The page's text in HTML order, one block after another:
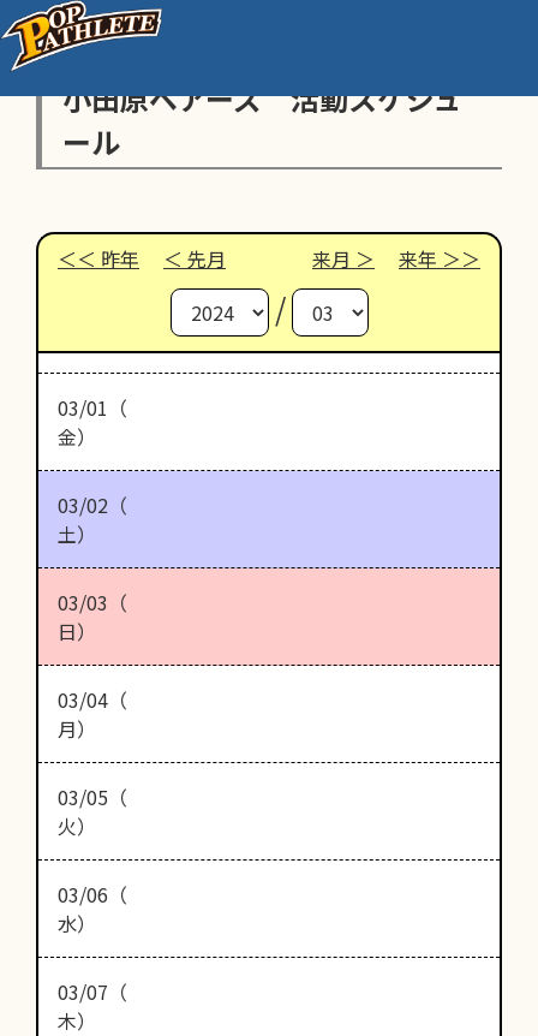
小田原ベアーズ 活動スケジュ
ール
昨年 先月 来月 来年
/
03/01（
金）
03/02（
土）
03/03（
日）
03/04（
月）
03/05（
火）
03/06（
水）
03/07（
木）